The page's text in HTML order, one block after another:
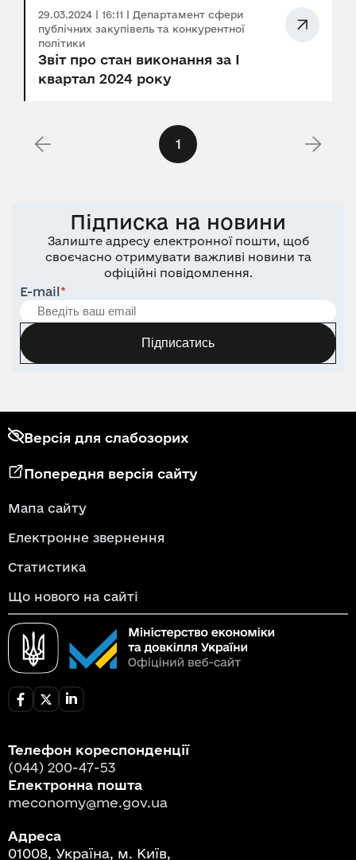
29.03.2024 | 16:11 | Департамент сфери
публічних закупівель та конкурентної
політики
Звіт про стан виконання за І
квартал 2024 року
1
Підписка на новини
Залиште адресу електронної пошти, щоб
своєчасно отримувати важливі новини та
офіційні повідомлення.
E-mail*
Підписатись
Версія для слабозорих
Попередня версія сайту
Мапа сайту
Електронне звернення
Статистика
Що нового на сайті
Телефон кореспонденції
(044) 200-47-53
Електронна пошта
meconomy@me.gov.ua
Адреса
01008, Україна, м. Київ,